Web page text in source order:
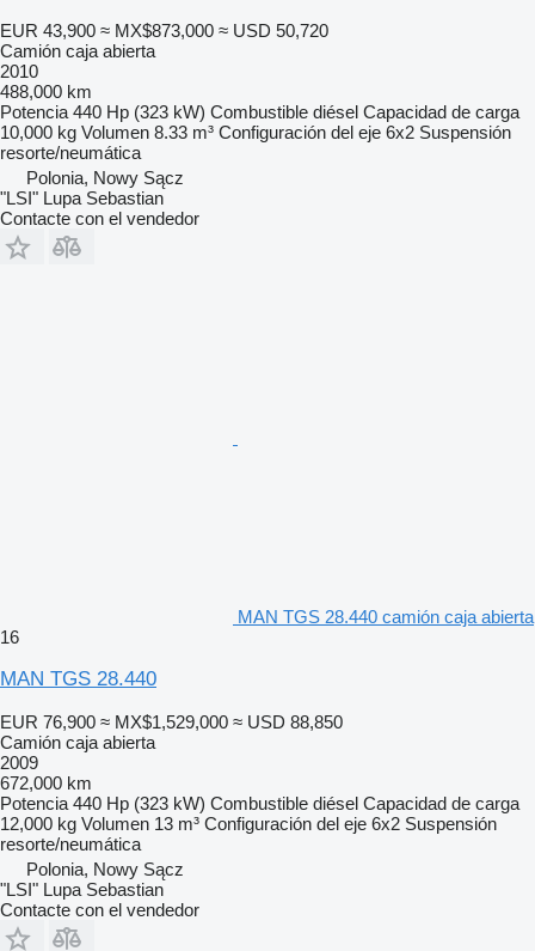
EUR 43,900 ≈ MX$873,000 ≈ USD 50,720
Camión caja abierta
2010
488,000 km
Potencia 440 Hp (323 kW) Combustible diésel Capacidad de carga
10,000 kg Volumen 8.33 m³ Configuración del eje 6x2 Suspensión
resorte/neumática
Polonia, Nowy Sącz
"LSI" Lupa Sebastian
Contacte con el vendedor
MAN TGS 28.440 camión caja abierta
16
MAN TGS 28.440
EUR 76,900 ≈ MX$1,529,000 ≈ USD 88,850
Camión caja abierta
2009
672,000 km
Potencia 440 Hp (323 kW) Combustible diésel Capacidad de carga
12,000 kg Volumen 13 m³ Configuración del eje 6x2 Suspensión
resorte/neumática
Polonia, Nowy Sącz
"LSI" Lupa Sebastian
Contacte con el vendedor